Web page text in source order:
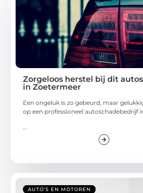
Zorgeloos herstel bij dit
in Zoetermeer
Een ongeluk is zo gebeurd, maar
op een professioneel autoschadebedrijf
AUTO'S EN MOTOREN